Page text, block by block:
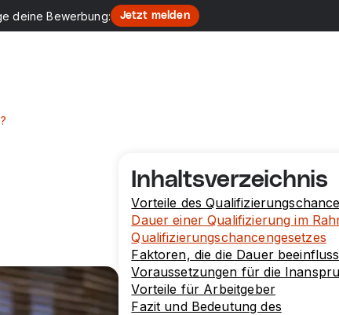
deine Bewerbung: Jetzt melden
Inhaltsverzeichnis
Vorteile des
Dauer einer Qualifizierung im
Qualifizierungschancengesetzes
Faktoren, die die Dauer
Voraussetzungen für die
Vorteile für Arbeitgeber
Fazit und Bedeutung des